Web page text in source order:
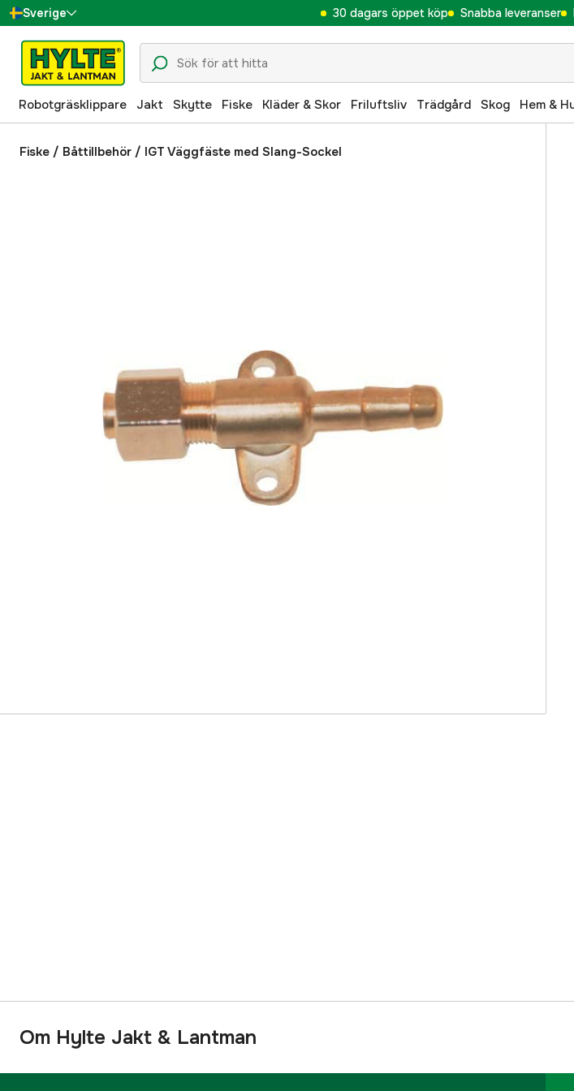
Sverige
Danmark
Suomi
Norge
Deutschland
30 dagars öppet köp Snabba leveranser
Robotgräsklippare Jakt Skytte Fiske Kläder & Skor Friluftsliv Trädgård Skog Hem &
Fiske / Båttillbehör / IGT Väggfäste med Slang-Sockel
Om Hylte Jakt & Lantman